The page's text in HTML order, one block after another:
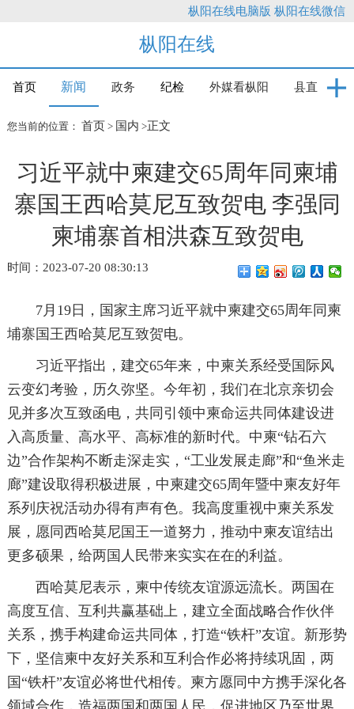
枞阳在线电脑版 枞阳在线微信
枞阳在线
首页 新闻 政务 纪检 外媒看枞阳 县直
您当前的位置： 首页 > 国内 >正文
习近平就中柬建交65周年同柬埔
寨国王西哈莫尼互致贺电 李强同
柬埔寨首相洪森互致贺电
时间：2023-07-20 08:30:13
7月19日，国家主席习近平就中柬建交65周年同柬
埔寨国王西哈莫尼互致贺电。
习近平指出，建交65年来，中柬关系经受国际风
云变幻考验，历久弥坚。今年初，我们在北京亲切会
见并多次互致函电，共同引领中柬命运共同体建设进
入高质量、高水平、高标准的新时代。中柬“钻石六
边”合作架构不断走深走实，“工业发展走廊”和“鱼米走
廊”建设取得积极进展，中柬建交65周年暨中柬友好年
系列庆祝活动办得有声有色。我高度重视中柬关系发
展，愿同西哈莫尼国王一道努力，推动中柬友谊结出
更多硕果，给两国人民带来实实在在的利益。
西哈莫尼表示，柬中传统友谊源远流长。两国在
高度互信、互利共赢基础上，建立全面战略合作伙伴
关系，携手构建命运共同体，打造“铁杆”友谊。新形势
下，坚信柬中友好关系和互利合作必将持续巩固，两
国“铁杆”友谊必将世代相传。柬方愿同中方携手深化各